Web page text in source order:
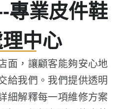
專業皮件鞋
中心
面，讓顧客能夠安心地
給我們。我們提供透明
細解釋每一項維修方案